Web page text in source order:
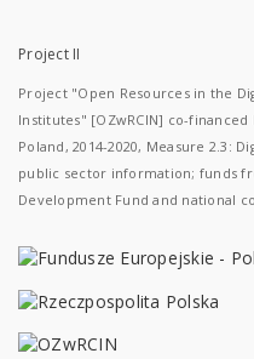
Project II
Project "Open Resources in the
Institutes" [OZwRCIN] co-
Poland, 2014-2020, Measure 2.3:
public sector information; funds
Development Fund and national